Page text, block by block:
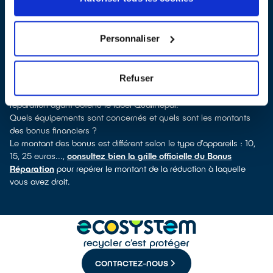
Personnaliser
Refuser
verrez pour quels types d’appareils ce professionnel a obtenu le
label. Congélateur, lave-linge, petit électroménager, télévision,
réparateur spécialisé et labellisé QualiRépar.
Consulter l’annuaire
Comment bénéficier du Bonus Réparation à Ézy-sur-Eure ?
Immédiatement déduit de la facture par le réparateur, le Bonus
Réparation est en vigueur chez tous les professionnels de la
réparation ayant obtenu le label QualiRépar.
Quels équipements sont concernés et quels sont les montants
des bonus financiers ?
Le montant des bonus est différent selon le type d’appareils : 10,
15, 25 euros..., consultez bien la grille officielle du Bonus
Réparation pour repérer le montant de la réduction à laquelle
vous avez droit.
CONTACTEZ-NOUS